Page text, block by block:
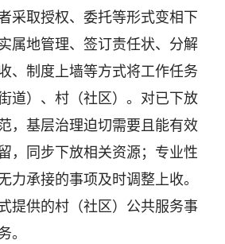
采取授权、委托等形式变相下
属地管理、签订责任状、分解
、制度上墙等方式将工作任务
道）、村（社区）。对已下放
，基层治理迫切需要且能有效
，同步下放相关资源；专业性
力承接的事项及时调整上收。
提供的村（社区）公共服务事
。